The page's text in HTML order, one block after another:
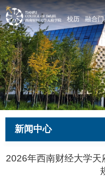
校历 融合
新闻中心
2026年西南财经大学